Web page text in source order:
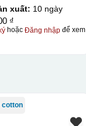
xuất: 10 ngày
₫
hoặcĐăng nhập để xem
cotton